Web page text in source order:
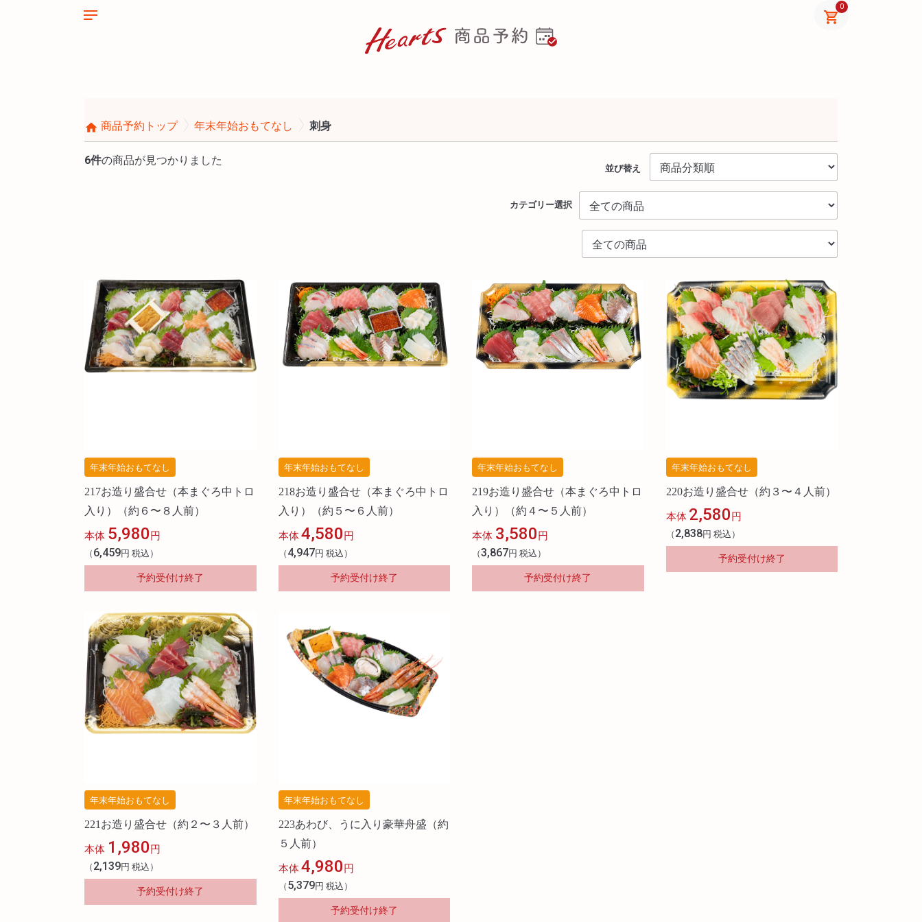
0
home 商品予約トップ 年末年始おもてなし 刺身
6件の商品が見つかりました
並び替え
カテゴリー選択
年末年始おもてなし
217お造り盛合せ（本まぐろ中トロ
入り）（約６〜８人前）
本体 5,980円
（ 6,459円 税込）
予約受付け終了
年末年始おもてなし
218お造り盛合せ（本まぐろ中トロ
入り）（約５〜６人前）
本体 4,580円
（ 4,947円 税込）
予約受付け終了
年末年始おもてなし
219お造り盛合せ（本まぐろ中トロ
入り）（約４〜５人前）
本体 3,580円
（3,867円 税込）
予約受付け終了
年末年始おもてなし
220お造り盛合せ（約３〜４人前）
本体 2,580円
（ 2,838円 税込）
予約受付け終了
年末年始おもてなし
221お造り盛合せ（約２〜３人前）
本体 1,980円
（ 2,139円 税込）
予約受付け終了
年末年始おもてなし
223あわび、うに入り豪華舟盛（約
５人前）
本体 4,980円
（ 5,379円 税込）
予約受付け終了